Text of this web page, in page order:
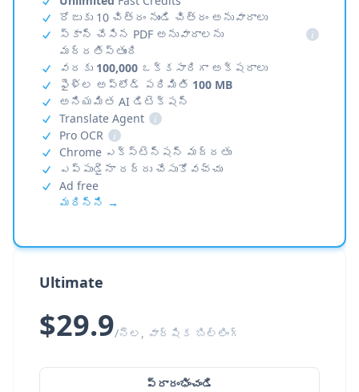
రోజుకు 10 చిత్రం నుండి చిత్రం అనువాదాలు
స్కాన్ చేసిన PDF అనువాదాలను
మద్దతిస్తుంది
i
వరకు 100,000 ఒక్కసారిగా అక్షరాలు
ఫైళ్ల అప్‌లోడ్ పరిమితి 100 MB
అనియమిత AI డిటెక్షన్
Translate Agent
i
Pro OCR
i
Chrome ఎక్స్‌టెన్షన్ మద్దతు
ఎప్పుడైనా రద్దు చేసుకోవచ్చు
Ad free
మరిన్ని →
Ultimate
$29.9/నెల, వార్షిక బిల్లింగ్
ప్రారంభించండి